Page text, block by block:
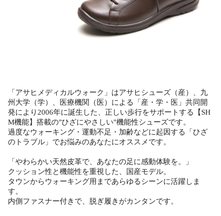
「アサヒメディカルウォーク」はアサヒシューズ（産）、九
州大学（学）、医療機関（医）による「産・学・医」共同開
発により2006年に誕生した、正しい歩行をサポートする【SH
M機能】搭載の"ひざにやさしい"機能性シューズです。
過度なウォーキング・運動不足・加齢などに起因する「ひざ
のトラブル」でお悩みのあなたにオススメです。
「やわらかい天然皮革で、あなたの足に感動体験を。」
クッション性と機能性を重視した、国産モデル。
タウンからウォーキング用まであらゆるシーンに活躍しま
す。
内側ファスナー付きで、脱ぎ履きがカンタンです。